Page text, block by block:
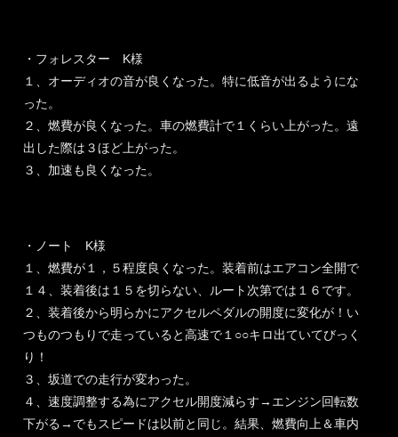
・フォレスター K様
１、オーディオの音が良くなった。特に低音が出るようにな
った。
２、燃費が良くなった。車の燃費計で１くらい上がった。遠
出した際は３ほど上がった。
３、加速も良くなった。
・ノート K様
１、燃費が１，５程度良くなった。装着前はエアコン全開で
１４、装着後は１５を切らない、ルート次第では１６です。
２、装着後から明らかにアクセルペダルの開度に変化が！い
つものつもりで走っていると高速で１○○キロ出ていてびっく
り！
３、坂道での走行が変わった。
４、速度調整する為にアクセル開度減らす→エンジン回転数
下がる→でもスピードは以前と同じ。結果、燃費向上＆車内